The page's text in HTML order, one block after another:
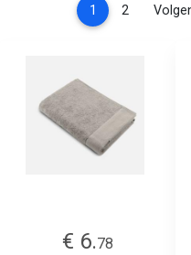
1 (current)
2
€ 6.78